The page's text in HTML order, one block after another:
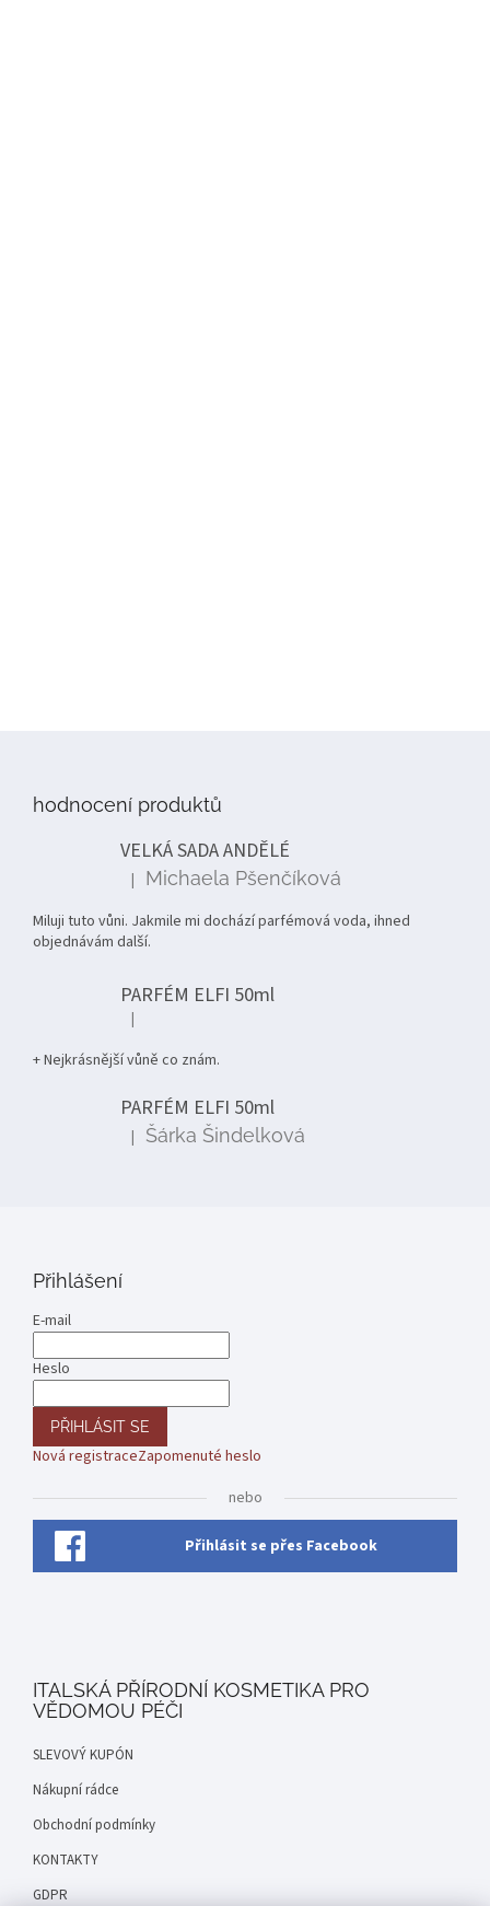
hodnocení produktů
VELKÁ SADA ANDĚLÉ
Hodnocení produktu je 5 z 5 hvězdiček.
| Michaela Pšenčíková
Miluji tuto vůni. Jakmile mi dochází parfémová voda, ihned
objednávám další.
PARFÉM ELFI 50ml
Hodnocení produktu je 5 z 5 hvězdiček.
|
+ Nejkrásnější vůně co znám.
PARFÉM ELFI 50ml
Hodnocení produktu je 5 z 5 hvězdiček.
| Šárka Šindelková
Přihlášení
E-mail
Heslo
PŘIHLÁSIT SE
Nová registraceZapomenuté heslo
nebo
Přihlásit se přes Facebook
ITALSKÁ PŘÍRODNÍ KOSMETIKA PRO
VĚDOMOU PÉČI
SLEVOVÝ KUPÓN
Nákupní rádce
Obchodní podmínky
KONTAKTY
GDPR